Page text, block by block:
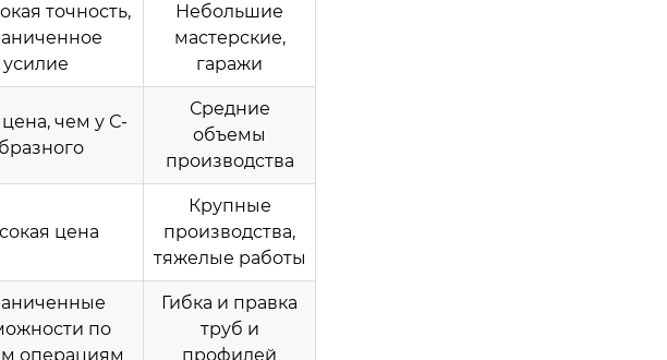
точность,
усилие
Небольшие
мастерские,
гаражи
чем у С-
Средние
объемы
производства
цена
Крупные
производства,
тяжелые работы
по
операциям
Гибка и правка
труб и
профилей